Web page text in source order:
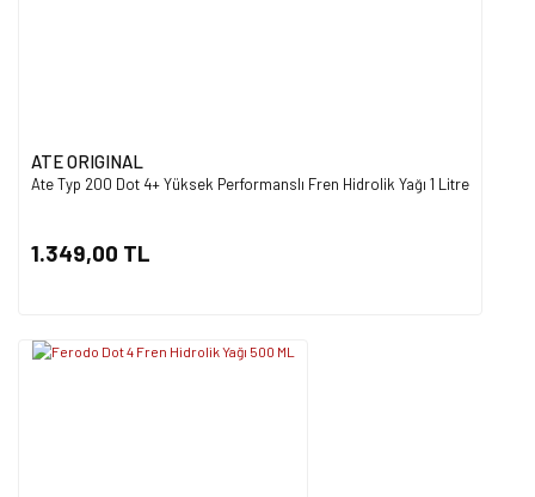
ATE ORIGINAL
Ate Typ 200 Dot 4+ Yüksek Performanslı Fren Hidrolik Yağı 1 Litre
1.349,00 TL